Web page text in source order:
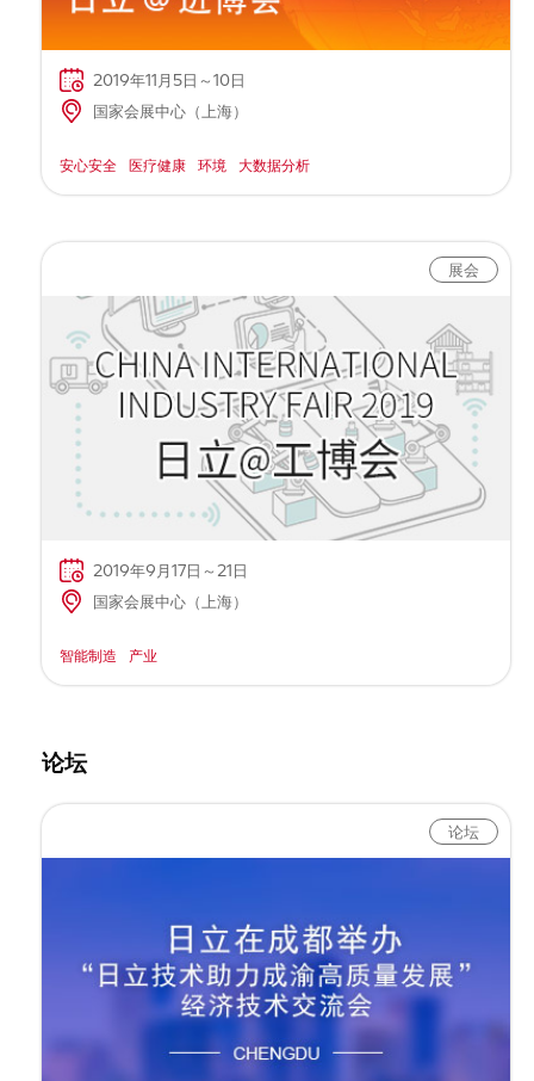
2019年11月5日～10日
国家会展中心（上海）
安心安全 医疗健康 环境 大数据分析
展会
2019年9月17日～21日
国家会展中心（上海）
智能制造 产业
论坛
论坛